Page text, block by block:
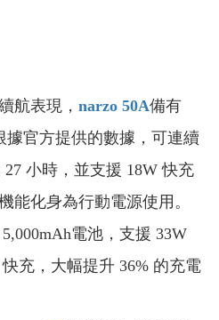
表現， narzo 50A備有
據官方提供的數據，可連續
27 小時，並支援 18W 快充
能化身為行動電源使用。
電池，支援 33W
充，大幅提升 36% 的充電